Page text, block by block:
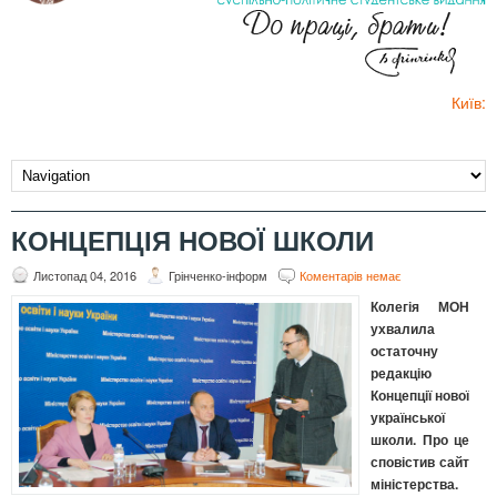
Київ:
КОНЦЕПЦІЯ НОВОЇ ШКОЛИ
Листопад 04, 2016 Грінченко-інформ Коментарів немає
Колегія МОН
ухвалила
остаточну
редакцію
Концепції нової
української
школи. Про це
сповістив сайт
міністерства.